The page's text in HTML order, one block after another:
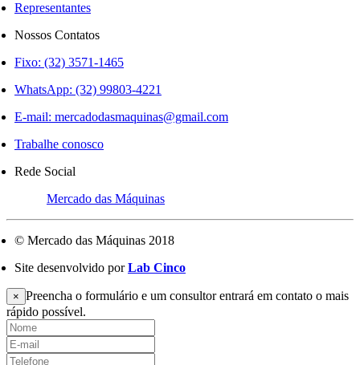
Representantes
Nossos Contatos
Fixo: (32) 3571-1465
WhatsApp: (32) 99803-4221
E-mail: mercadodasmaquinas@gmail.com
Trabalhe conosco
Rede Social
Mercado das Máquinas
© Mercado das Máquinas 2018
Site desenvolvido por Lab Cinco
× Preencha o formulário e um consultor entrará em contato o mais
rápido possível.